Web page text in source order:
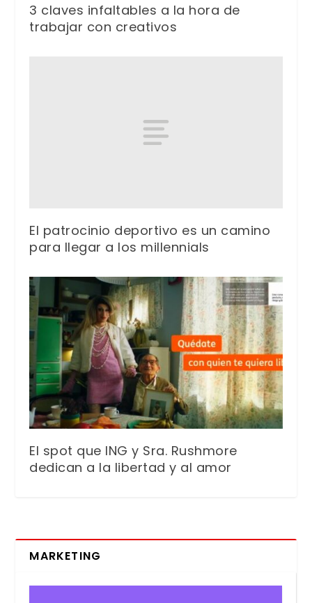
3 claves infaltables a la hora de
trabajar con creativos
El patrocinio deportivo es un camino
para llegar a los millennials
El spot que ING y Sra. Rushmore
dedican a la libertad y al amor
MARKETING